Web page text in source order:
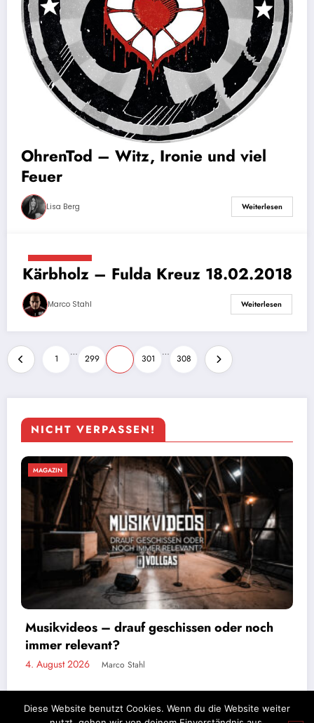
OhrenTod – Witz, Ironie und viel
Feuer
Lisa Berg Weiterlesen
6. März 2018
Kärbholz – Fulda Kreuz 18.02.2018
Marco Stahl Weiterlesen
Seitennummerierung
der
Beiträge
1
…
299 301
…
308
NICHT VERPASSEN!
MAGAZIN
Kärbholz – Die Tour kommt mit Vollgas
3. August 2026 Marco Stahl
Diese Website benutzt Cookies. Wenn du die Website weiter